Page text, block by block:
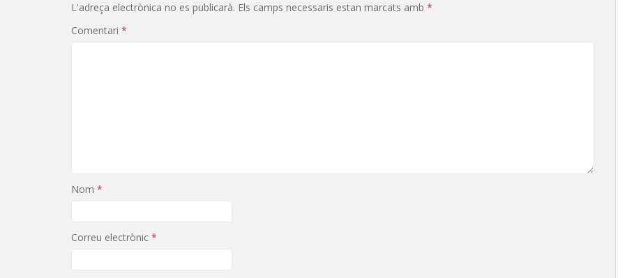
L'adreça electrònica no es publicarà. Els camps necessaris estan marcats amb *
Comentari *
Nom *
Correu electrònic *